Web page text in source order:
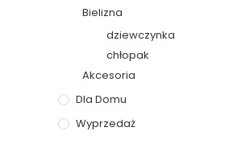
Bielizna
dziewczynka
chłopak
Akcesoria
Dla Domu
Wyprzedaż